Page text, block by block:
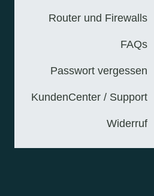
Router und Firewalls
FAQs
Passwort vergessen
KundenCenter / Support
Widerruf